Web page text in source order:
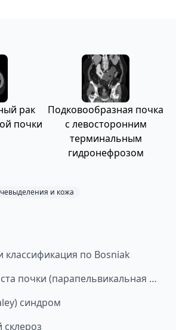
рак
почки
Подковообразная почка
с левосторонним
терминальным
гидронефрозом
и кожа
классификация по Bosniak
Синусная киста почки (парапельвикальная / перипельвикальная киста)
синдром
склероз